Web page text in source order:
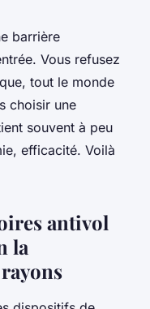
barrière
Vous refusez
tout le monde
choisir une
souvent à peu
efficacité. Voilà
antivol
la